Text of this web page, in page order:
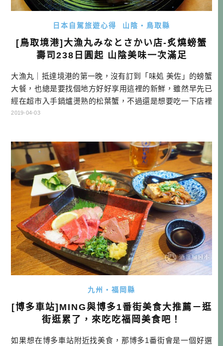
日本自駕旅遊心得 山陰・鳥取縣
[鳥取境港]大漁丸みなとさかい店-炙燒螃蟹
壽司238日圓起 山陰美味一次滿足
大漁丸｜抵達境港的第一晚，沒有訂到「味処 美佐」的螃蟹
大餐，也總是要找個地方好好享用這裡的新鮮，雖然早先已
經在超市入手鍋爐燙熟的松葉蟹，不過還是想要吃一下店裡
的美味。這時候我想到了上次採訪時，來自岡山的司機也念
漁丸みなとさかい店 資訊 店名：大漁丸 みなとさかい店 官
網 電話：0859-4 […]…
2019-04-03
九州・福岡縣
[博多車站]MING與博多1番街美食大推薦－逛
街逛累了，來吃吃福岡美食吧！
如果想在博多車站附近找美食，那博多1番街會是一個好選